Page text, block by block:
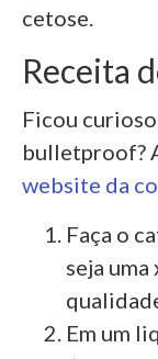
cetose.
Receita
Ficou
bulletproof?
website da
Faça o
seja
Em um